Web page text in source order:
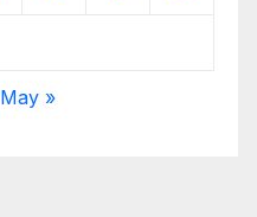
May »